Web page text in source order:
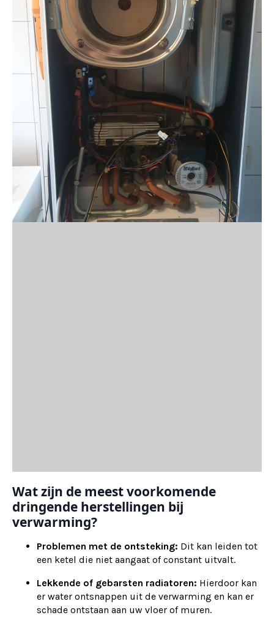
Wat zijn de meest voorkomende
dringende herstellingen bij
verwarming?
Problemen met de ontsteking: Dit kan leiden tot
een ketel die niet aangaat of constant uitvalt.
Lekkende of gebarsten radiatoren: Hierdoor kan
er water ontsnappen uit de verwarming en kan er
schade ontstaan aan uw vloer of muren.